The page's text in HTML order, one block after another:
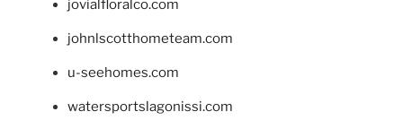
jovialfloralco.com
johnlscotthometeam.com
u-seehomes.com
watersportslagonissi.com